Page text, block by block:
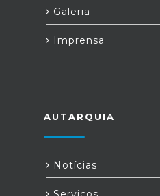
Galeria
Imprensa
AUTARQUIA
Notícias